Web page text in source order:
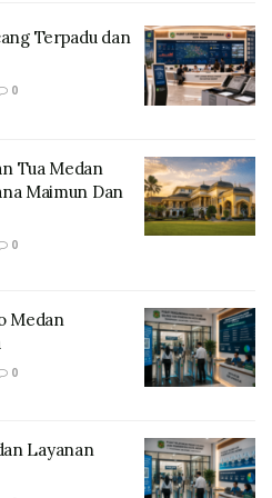
deskripsi
pimpinan.
Terpadu dan Efisien
Tua Medan pimpinan
Dan Tjong A Fie
formasi-cpns-2026-
Terpadu dan
0
Tua Medan
Maimun Dan
0
Medan
0
Layanan